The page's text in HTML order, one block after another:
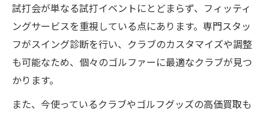
試打会が単なる試打イベントにとどまらず、フィッティ
ングサービスを重視している点にあります。専門スタッ
フがスイング診断を行い、クラブのカスタマイズや調整
も可能なため、個々のゴルファーに最適なクラブが見つ
かります。
また、今使っているクラブやゴルフグッズの高価買取も